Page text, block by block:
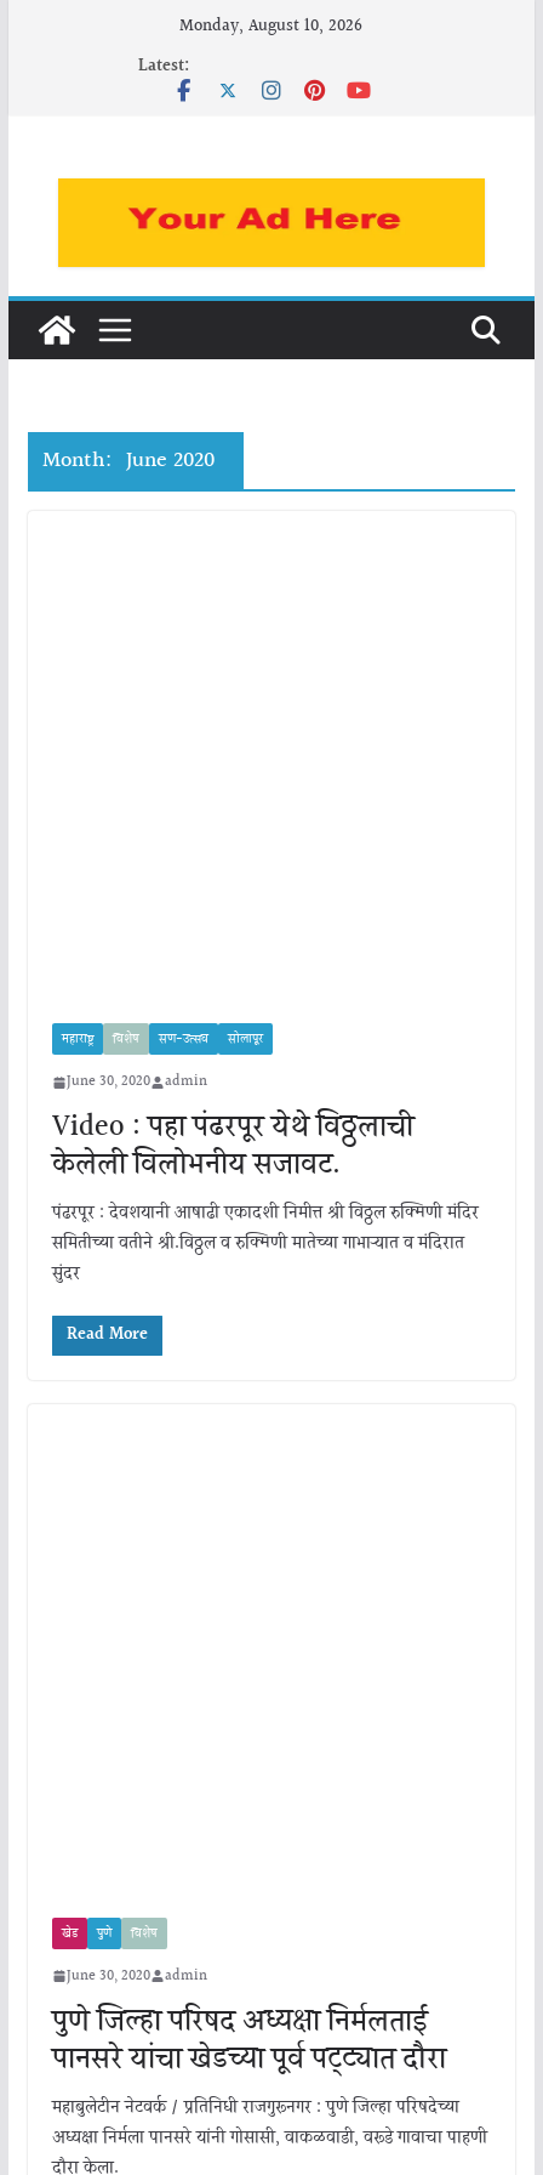
Monday, August 10, 2026
Latest:
Month: June 2020
महाराष्ट्र विशेष सण-उत्सव सोलापूर
June 30, 2020 admin
Video : पहा पंढरपूर येथे विठ्ठलाची
केलेली विलोभनीय सजावट.
पंढरपूर : देवशयानी आषाढी एकादशी निमीत्त श्री विठ्ठल रुक्मिणी मंदिर
समितीच्या वतीने श्री.विठ्ठल व रुक्मिणी मातेच्या गाभाऱ्यात व मंदिरात
सुंदर
Read More
खेड पुणे विशेष
June 30, 2020 admin
पुणे जिल्हा परिषद अध्यक्षा निर्मलताई
पानसरे यांचा खेडच्या पूर्व पट्ट्यात दौरा
महाबुलेटीन नेटवर्क / प्रतिनिधी राजगुरूनगर : पुणे जिल्हा परिषदेच्या
अध्यक्षा निर्मला पानसरे यांनी गोसासी, वाकळवाडी, वरूडे गावाचा पाहणी
दौरा केला.